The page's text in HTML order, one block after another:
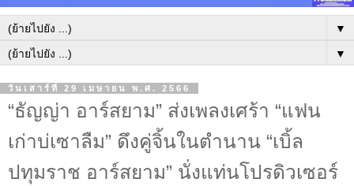
▼
▼
วันเสาร์ที่ 29 เมษายน พ.ศ. 2566
“ธัญญ่า อาร์สยาม” ส่งเพลงเศร้า “แฟน
เก่าบ่เซาลืม” ดึงคู่จิ้นในตำนาน “เบิ้ล
ปทุมราช อาร์สยาม” นั่งแท่นโปรดิวเซอร์